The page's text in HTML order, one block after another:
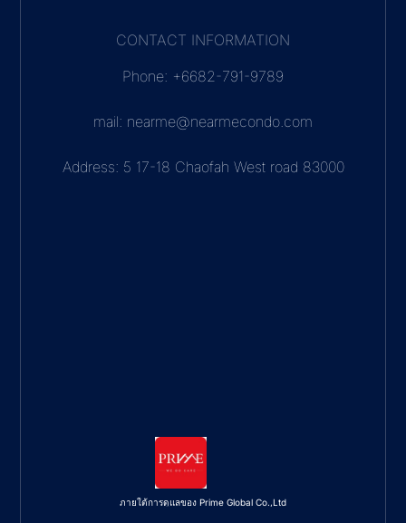
CONTACT INFORMATION
Phone: +6682-791-9789
mail: nearme@nearmecondo.com
Address: 5 17-18 Chaofah West road 83000
ภายใต้การดูแลของ Prime Global Co.,Ltd